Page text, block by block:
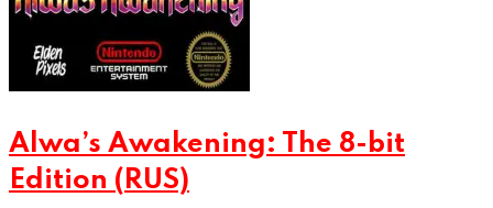
Alwa’s Awakening: The 8-bit
Edition (RUS)